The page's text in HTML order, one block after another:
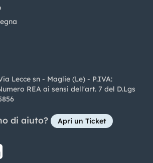
Lecce sn - Maglie (Le) - P.IVA:
REA ai sensi dell'art. 7 del D.Lgs
di aiuto? Apri un Ticket
on youtube